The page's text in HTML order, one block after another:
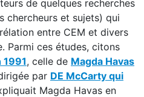
de quelques recherches
chercheurs et sujets) qui
entre CEM et divers
Parmi ces études, citons
1991, celle de Magda Havas
par DE McCarty qui
Magda Havas en